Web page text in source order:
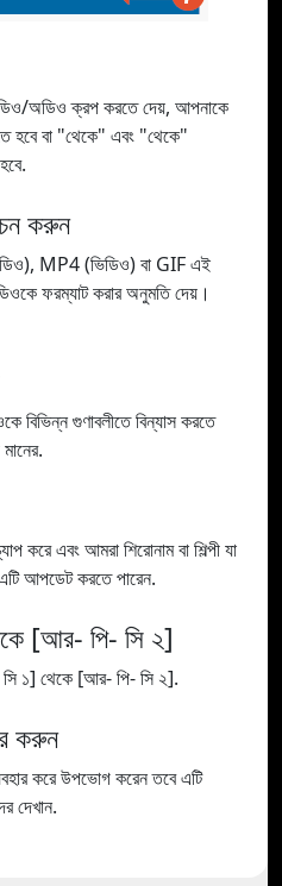
অডিও ক্রপ করতে দেয়, আপনাকে
হবে বা "থেকে" এবং "থেকে"
করুন
MP4 (ভিডিও) বা GIF এই
ফরম্যাট করার অনুমতি দেয়।
গুণাবলীতে বিন্যাস করতে
করে এবং আমরা শিরোনাম বা শিল্পী যা
আপডেট করতে পারেন.
[আর- পি- সি ২]
সি ১] থেকে [আর- পি- সি ২].
করুন
করে উপভোগ করেন তবে এটি
দেখান.